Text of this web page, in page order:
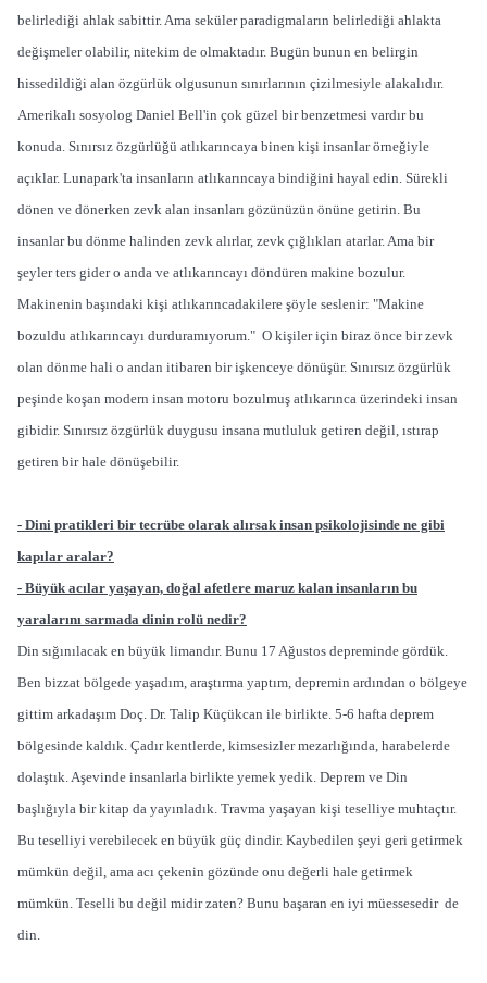
belirlediği ahlak sabittir. Ama seküler paradigmaların belirlediği ahlakta
değişmeler olabilir, nitekim de olmaktadır. Bugün bunun en belirgin
hissedildiği alan özgürlük olgusunun sınırlarının çizilmesiyle alakalıdır.
Amerikalı sosyolog Daniel Bell'in çok güzel bir benzetmesi vardır bu
konuda. Sınırsız özgürlüğü atlıkarıncaya binen kişi insanlar örneğiyle
açıklar. Lunapark'ta insanların atlıkarıncaya bindiğini hayal edin. Sürekli
dönen ve dönerken zevk alan insanları gözünüzün önüne getirin. Bu
insanlar bu dönme halinden zevk alırlar, zevk çığlıkları atarlar. Ama bir
şeyler ters gider o anda ve atlıkarıncayı döndüren makine bozulur.
Makinenin başındaki kişi atlıkarıncadakilere şöyle seslenir: "Makine
bozuldu atlıkarıncayı durduramıyorum." O kişiler için biraz önce bir zevk
olan dönme hali o andan itibaren bir işkenceye dönüşür. Sınırsız özgürlük
peşinde koşan modern insan motoru bozulmuş atlıkarınca üzerindeki insan
gibidir. Sınırsız özgürlük duygusu insana mutluluk getiren değil, ıstırap
getiren bir hale dönüşebilir.
- Dini pratikleri bir tecrübe olarak alırsak insan psikolojisinde ne gibi
kapılar aralar?
- Büyük acılar yaşayan, doğal afetlere maruz kalan insanların bu
yaralarını sarmada dinin rolü nedir?
Din sığınılacak en büyük limandır. Bunu 17 Ağustos depreminde gördük.
Ben bizzat bölgede yaşadım, araştırma yaptım, depremin ardından o bölgeye
gittim arkadaşım Doç. Dr. Talip Küçükcan ile birlikte. 5-6 hafta deprem
bölgesinde kaldık. Çadır kentlerde, kimsesizler mezarlığında, harabelerde
dolaştık. Aşevinde insanlarla birlikte yemek yedik. Deprem ve Din
başlığıyla bir kitap da yayınladık. Travma yaşayan kişi teselliye muhtaçtır.
Bu teselliyi verebilecek en büyük güç dindir. Kaybedilen şeyi geri getirmek
mümkün değil, ama acı çekenin gözünde onu değerli hale getirmek
mümkün. Teselli bu değil midir zaten? Bunu başaran en iyi müessesedir de
din.